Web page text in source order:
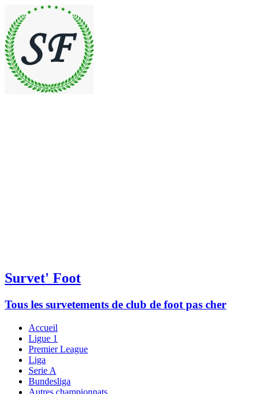
Survet' Foot
Tous les survetements de club de foot pas cher
Accueil
Ligue 1
Premier League
Liga
Serie A
Bundesliga
Autres championnats